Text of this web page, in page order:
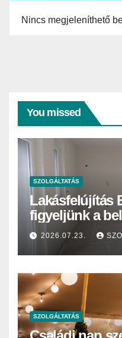
Nincs megjeleníthető
You missed
SZOLGÁLTATÁS
Lakásfelújítás
figyeljünk a
festésekor?
2026.07.23.
SZOLGÁLTATÁS